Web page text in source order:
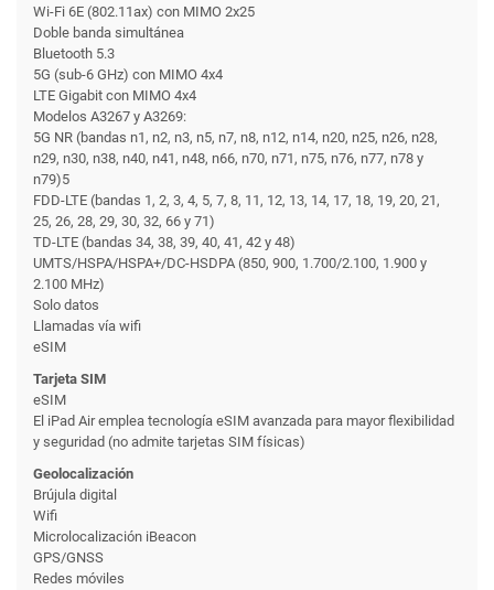
Wi-Fi 6E (802.11ax) con MIMO 2x25
Doble banda simultánea
Bluetooth 5.3
5G (sub-6 GHz) con MIMO 4x4
LTE Gigabit con MIMO 4x4
Modelos A3267 y A3269:
5G NR (bandas n1, n2, n3, n5, n7, n8, n12, n14, n20, n25, n26, n28,
n29, n30, n38, n40, n41, n48, n66, n70, n71, n75, n76, n77, n78 y
n79)5
FDD-LTE (bandas 1, 2, 3, 4, 5, 7, 8, 11, 12, 13, 14, 17, 18, 19, 20, 21,
25, 26, 28, 29, 30, 32, 66 y 71)
TD-LTE (bandas 34, 38, 39, 40, 41, 42 y 48)
UMTS/HSPA/HSPA+/DC-HSDPA (850, 900, 1.700/2.100, 1.900 y
2.100 MHz)
Solo datos
Llamadas vía wifi
eSIM
Tarjeta SIM
eSIM
El iPad Air emplea tecnología eSIM avanzada para mayor flexibilidad
y seguridad (no admite tarjetas SIM físicas)
Geolocalización
Brújula digital
Wifi
Microlocalización iBeacon
GPS/GNSS
Redes móviles